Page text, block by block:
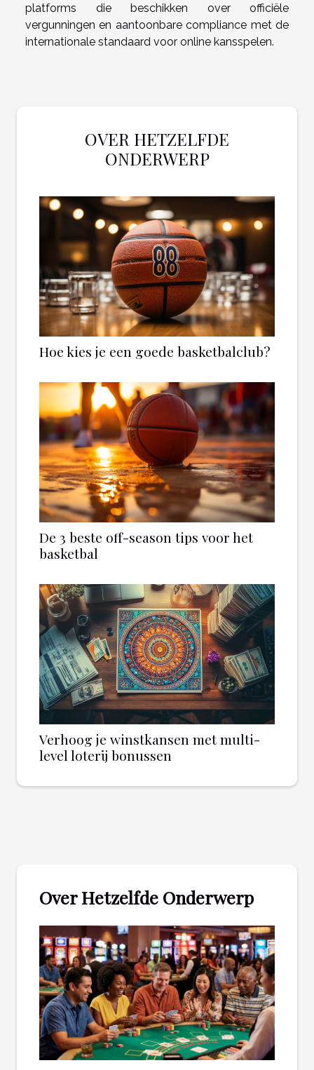
platforms die beschikken over officiële
vergunningen en aantoonbare compliance met de
internationale standaard voor online kansspelen.
OVER HETZELFDE
ONDERWERP
Hoe kies je een goede basketbalclub?
De 3 beste off-season tips voor het
basketbal
Verhoog je winstkansen met multi-
level loterij bonussen
Over Hetzelfde Onderwerp